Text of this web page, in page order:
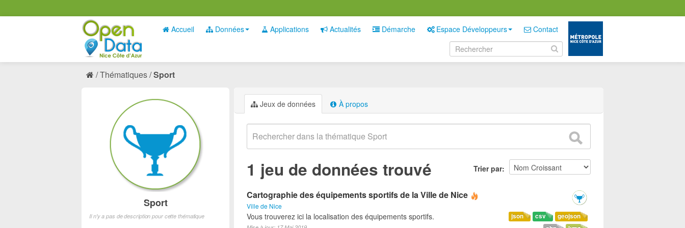
Accueil Données Applications Actualités Démarche Espace Développeurs Contact
Thématiques Sport
Jeux de données À propos
Trier par
1 jeu de données trouvé
Cartographie des équipements sportifs de la Ville de Nice
Ville de Nice
geojson
csv
json
Vous trouverez ici la localisation des équipements sportifs.
Sport
Il n'y a pas de description pour cette thématique